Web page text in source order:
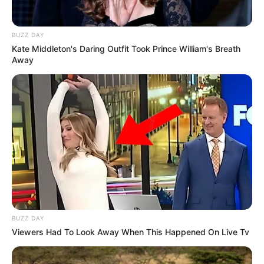
d’elle une candidate crédible aux places.
Hudo du Ruel (5) : Ce trotteur aguerri a déjà
triomphé sur ce parcours. Bien qu’il ait déçu
dernièrement, il conserve une chance pour une
place dans le quinté.
BUZZ DAY
Kate Middleton's Daring Outfit Took Prince William's Breath
Away
BUZZ DAY
Viewers Had To Look Away When This Happened On Live Tv